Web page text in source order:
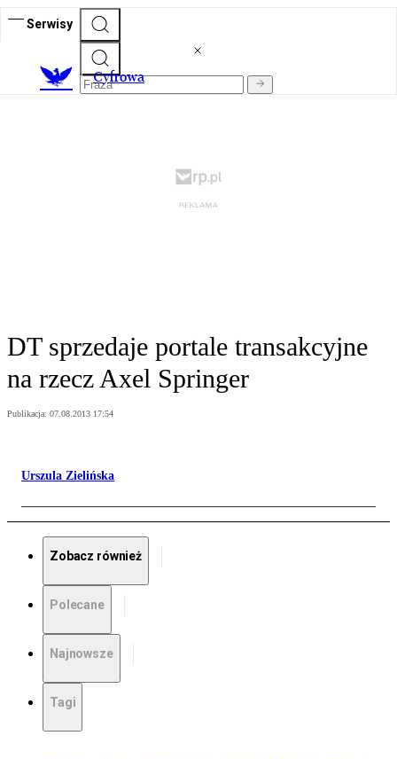
Serwisy
Cyfrowa
DT sprzedaje portale transakcyjne
na rzecz Axel Springer
Publikacja: 07.08.2013 17:54
Urszula Zielińska
Zobacz również
Polecane
Najnowsze
Tagi